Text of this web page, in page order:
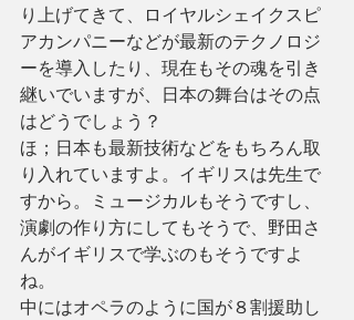
り上げてきて、ロイヤルシェイクスピ
アカンパニーなどが最新のテクノロジ
ーを導入したり、現在もその魂を引き
継いでいますが、日本の舞台はその点
はどうでしょう？
ほ；日本も最新技術などをもちろん取
り入れていますよ。イギリスは先生で
すから。ミュージカルもそうですし、
演劇の作り方にしてもそうで、野田さ
んがイギリスで学ぶのもそうですよ
ね。
中にはオペラのように国が８割援助し